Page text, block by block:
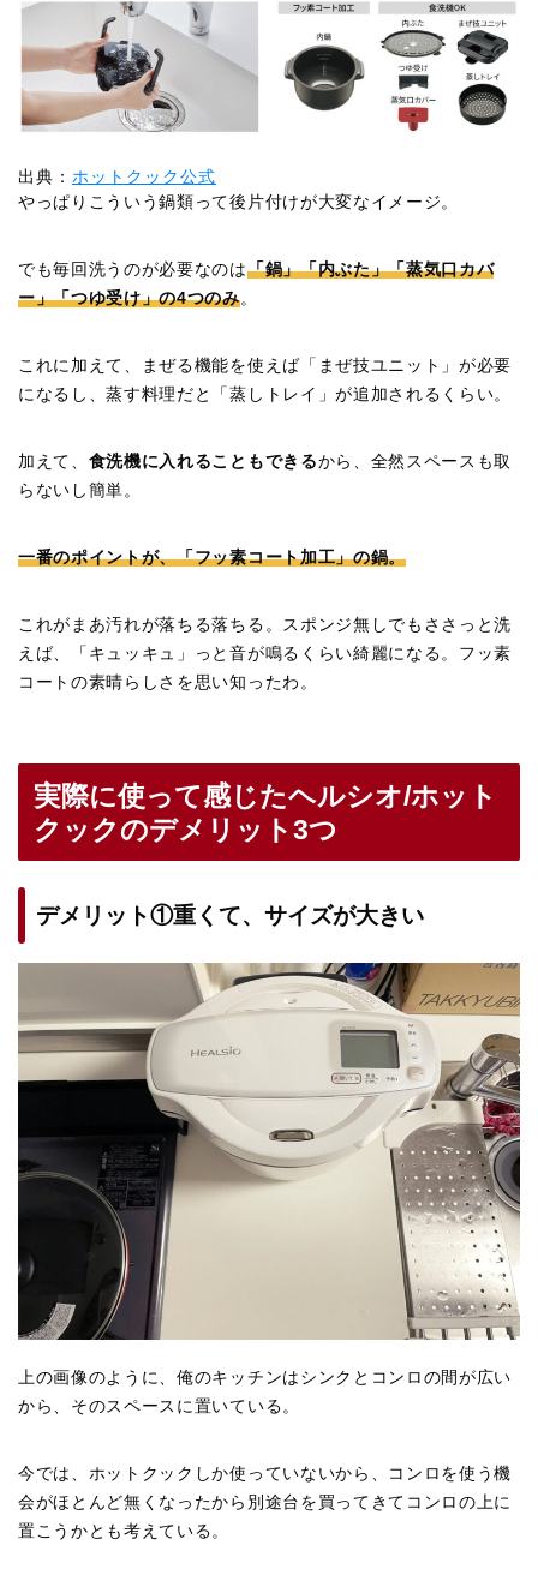
出典： ホットクック公式
やっぱりこういう鍋類って後片付けが大変なイメージ。
でも毎回洗うのが必要なのは「鍋」「内ぶた」「蒸気口カバ
ー」「つゆ受け」の4つのみ。
これに加えて、まぜる機能を使えば「まぜ技ユニット」が必要
になるし、蒸す料理だと「蒸しトレイ」が追加されるくらい。
加えて、 食洗機に入れることもできるから、全然スペースも取
らないし簡単。
一番のポイントが、「フッ素コート加工」の鍋。
これがまあ汚れが落ちる落ちる。スポンジ無しでもささっと洗
えば、「キュッキュ」っと音が鳴るくらい綺麗になる。フッ素
コートの素晴らしさを思い知ったわ。
実際に使って感じたヘルシオ/ホット
クックのデメリット3つ
デメリット①重くて、サイズが大きい
上の画像のように、俺のキッチンはシンクとコンロの間が広い
から、そのスペースに置いている。
今では、ホットクックしか使っていないから、コンロを使う機
会がほとんど無くなったから別途台を買ってきてコンロの上に
置こうかとも考えている。